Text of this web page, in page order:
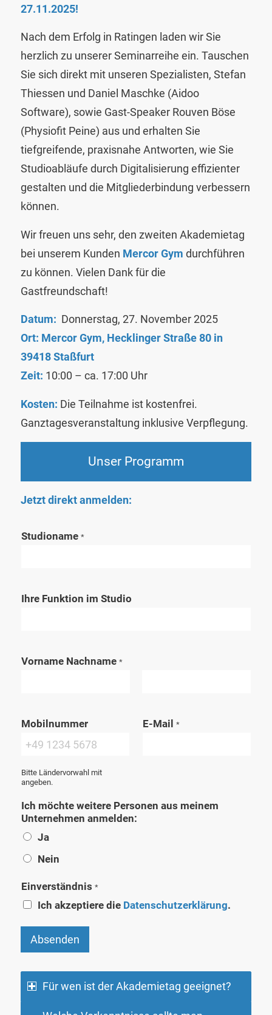
27.11.2025!
Nach dem Erfolg in Ratingen laden wir Sie
herzlich zu unserer Seminarreihe ein. Tauschen
Sie sich direkt mit unseren Spezialisten, Stefan
Thiessen und Daniel Maschke (Aidoo
Software), sowie Gast-Speaker Rouven Böse
(Physiofit Peine) aus und erhalten Sie
tiefgreifende, praxisnahe Antworten, wie Sie
Studioabläufe durch Digitalisierung effizienter
gestalten und die Mitgliederbindung verbessern
können.
Wir freuen uns sehr, den zweiten Akademietag
bei unserem Kunden Mercor Gym durchführen
zu können. Vielen Dank für die
Gastfreundschaft!
Datum: Donnerstag, 27. November 2025
Ort: Mercor Gym, Hecklinger Straße 80 in
39418 Staßfurt
Zeit: 10:00 – ca. 17:00 Uhr
Kosten: Die Teilnahme ist kostenfrei.
Ganztagesveranstaltung inklusive Verpflegung.
Unser Programm
Jetzt direkt anmelden:
Studioname *
Ihre Funktion im Studio
Vorname Nachname *
o
n
m
e
a
Mobilnummer
Bitte Ländervorwahl mit
angeben.
E-Mail *
Ich möchte weitere Personen aus meinem
Unternehmen anmelden:
Ja
Nein
Einverständnis *
Ich akzeptiere die Datenschutzerklärung.
Absenden
Für wen ist der Akademietag geeignet?